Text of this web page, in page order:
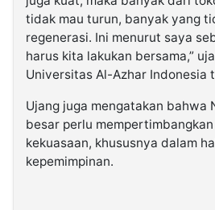
tidak mau turun, banyak yang
regenerasi. Ini menurut saya
harus kita lakukan bersama,”
Universitas Al-Azhar Indonesia
Ujang juga mengatakan bahwa
besar perlu
kekuasaan, khususnya dalam
kepemimpinan.